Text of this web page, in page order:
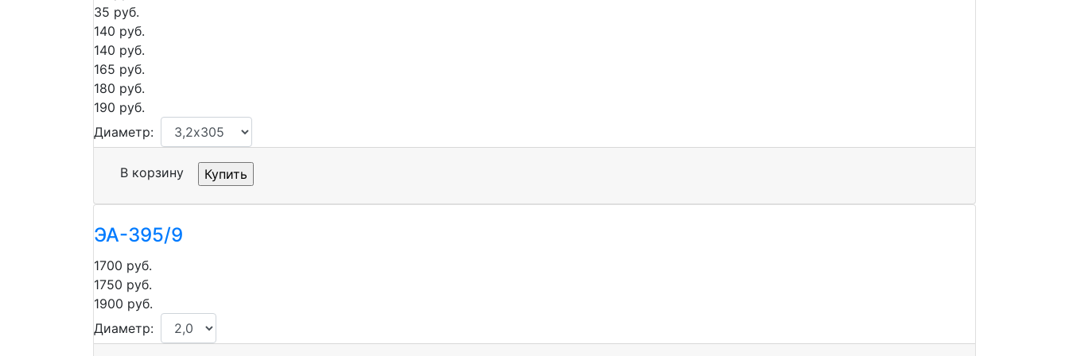
35 руб.
140 руб.
140 руб.
165 руб.
180 руб.
190 руб.
Диаметр:
В корзину
ЭА-395/9
1700 руб.
1750 руб.
1900 руб.
Диаметр: